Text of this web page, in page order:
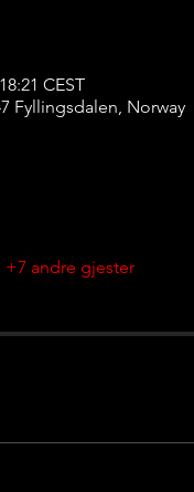
CEST
Fyllingsdalen, Norway
+7 andre gjester